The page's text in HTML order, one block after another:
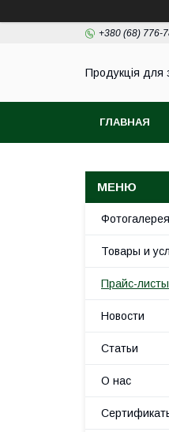
+380 (68) 776-
Продукція для
ГЛАВНАЯ
Фотогалерея
Товары и
Прайс-листы
Новости
Статьи
О нас